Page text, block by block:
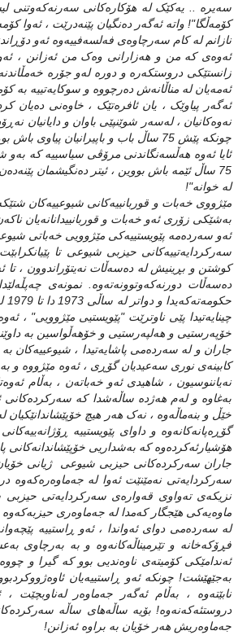
سه‌یره‌ .. یه‌کێک له‌ هۆکاره‌کانی سه‌رنه‌که‌وتنی
کۆمه‌ڵگا"! واته‌ ئه‌گه‌ر ده‌نگیان پێنه‌درێت ، ئه‌وا
نازانم له‌ کام سه‌رچاوه‌ی فه‌لسه‌فییه‌وه‌ ئه‌و
ئه‌وه‌ی که‌ من و هه‌زارانی وه‌ک من ئه‌زانن ،
زانستێکی دروستکه‌ره‌ و دوره‌ له‌و جۆره‌
ئه‌مه‌یان له‌ مناڵانه‌ش ده‌رچووه‌ و سوکایه‌تییه‌ به‌
ئه‌گه‌ر پیاوێک ، یان ئافره‌تێک ، خاوه‌نی ده‌یان
نه‌وه‌کانیان ، له‌سه‌ر شوێنپێی باوان و دایانیان
چونکه‌ پێش 75 ساڵ باب و باپیرانیان پیاوی باش بوون!
ئایا ئه‌وه‌ هه‌ڵسه‌نگاندنی مرۆڤی سیاسییه‌ که‌
75 ساڵ ئێمه‌ باش بووین ، ئیتر ده‌نگیشمان
له‌ خوانه‌"!
مێژووی خه‌بات و قوربانییه‌کانی شیوعییه‌کان
به‌شێکی زۆری ئه‌و خه‌بات و قوربانییدانانه‌یان
ئه‌و سه‌رده‌مه‌ پێویستییه‌کی مێژوویی خه‌باتی
سه‌رکردایه‌تییه‌کانی حیزبی شیوعی تا
کوشتن و بڕینیش له‌ ده‌سه‌ڵات نه‌یتۆراندوون ،
چینایه‌تیدا پێی ناوترێت "پێویستیی مێژوویی" ،
خۆپه‌رستیی و هه‌لپه‌رستیی و خۆهه‌ڵواسین به‌
جاران و له‌ سه‌رده‌می پاشایه‌تیدا ، شیوعییه‌کان به‌
کابینه‌ی نوری سه‌عیدیان گۆڕی ، ئه‌وه‌ مێژووه‌ و
به‌غاوه‌ و له‌م هه‌ژده‌ ساڵه‌شدا که‌
خێڵ و بنه‌ماڵه‌وه‌ ، نه‌ک هه‌ر هیچ خۆپێشاندانێکیان
گۆڕه‌پانه‌کانه‌وه‌ و داوای پێویستییه‌
هۆشیارئه‌کرده‌وه‌ که‌ به‌شداریی
جاران سه‌رکرده‌کانی حیزبی شیوعی ژیانی خۆیان
نزیکه‌ی ته‌واوی قه‌واره‌ی سه‌رکردایه‌تی
ماوه‌یه‌کی هێجگار که‌مدا له‌ جه‌ماوه‌ری حیزبه‌که‌وه‌
فڕۆکه‌خانه‌ و تێرمیناڵه‌کانه‌وه‌ و به‌ به‌رچاوی
ئه‌ندامێکی کۆمیته‌ی ناوه‌ندیی بوو که‌ گیرا و
به‌جێهێشت! چونکه‌ ئه‌و ڕاستییه‌یان
نابێته‌وه‌ ، به‌ڵام ئه‌گه‌ر جه‌ماوه‌ر
دروستئه‌که‌نه‌وه‌! بۆیه‌ ساڵه‌های ساڵه‌
جه‌ماوه‌ریش هه‌ر خۆیان به‌ براوه‌ ئه‌زانن!